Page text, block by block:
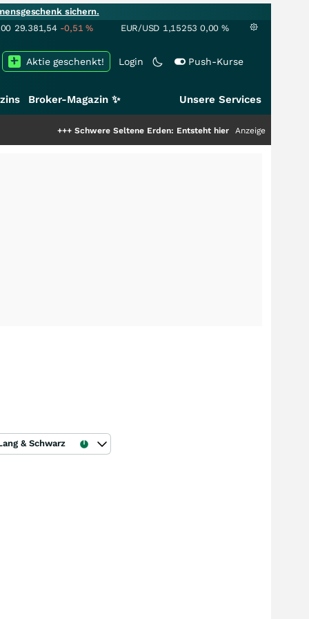
sichern.
29.381,54 -0,51% EUR/USD 1,15253 0,00 %
Login Push-Kurse
Aktie geschenkt!
Broker-Magazin ✨ Unsere Services
Schwere Seltene Erden: Entsteht hier die nächste Milliardenstory?
Anzeige
& Schwarz